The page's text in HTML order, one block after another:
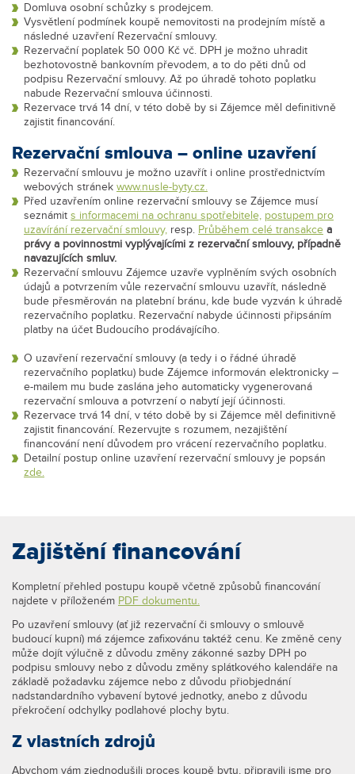
Domluva osobní schůzky s prodejcem.
Vysvětlení podmínek koupě nemovitosti na prodejním místě a
následné uzavření Rezervační smlouvy.
Rezervační poplatek 50 000 Kč vč. DPH je možno uhradit
bezhotovostně bankovním převodem, a to do pěti dnů od
podpisu Rezervační smlouvy. Až po úhradě tohoto poplatku
nabude Rezervační smlouva účinnosti.
Rezervace trvá 14 dní, v této době by si Zájemce měl definitivně
zajistit financování.
Rezervační smlouva – online uzavření
Rezervační smlouvu je možno uzavřít i online prostřednictvím
webových stránek www.nusle-byty.cz.
Před uzavřením online rezervační smlouvy se Zájemce musí
seznámit s informacemi na ochranu spotřebitele, postupem pro
uzavírání rezervační smlouvy, resp. Průběhem celé transakce a
právy a povinnostmi vyplývajícími z rezervační smlouvy, případně
navazujících smluv.
Rezervační smlouvu Zájemce uzavře vyplněním svých osobních
údajů a potvrzením vůle rezervační smlouvu uzavřít, následně
bude přesměrován na platební bránu, kde bude vyzván k úhradě
rezervačního poplatku. Rezervační nabyde účinnosti připsáním
platby na účet Budoucího prodávajícího.
O uzavření rezervační smlouvy (a tedy i o řádné úhradě
rezervačního poplatku) bude Zájemce informován elektronicky –
e-mailem mu bude zaslána jeho automaticky vygenerovaná
rezervační smlouva a potvrzení o nabytí její účinnosti.
Rezervace trvá 14 dní, v této době by si Zájemce měl definitivně
zajistit financování. Rezervujte s rozumem, nezajištění
financování není důvodem pro vrácení rezervačního poplatku.
Detailní postup online uzavření rezervační smlouvy je popsán
zde.
Zajištění financování
Kompletní přehled postupu koupě včetně způsobů financování
najdete v příloženém PDF dokumentu.
Po uzavření smlouvy (ať již rezervační či smlouvy o smlouvě
budoucí kupní) má zájemce zafixovánu taktéž cenu. Ke změně ceny
může dojít výlučně z důvodu změny zákonné sazby DPH po
podpisu smlouvy nebo z důvodu změny splátkového kalendáře na
základě požadavku zájemce nebo z důvodu přiobjednání
nadstandardního vybavení bytové jednotky, anebo z důvodu
překročení odchylky podlahové plochy bytu.
Z vlastních zdrojů
Abychom vám zjednodušili proces koupě bytu, připravili jsme pro